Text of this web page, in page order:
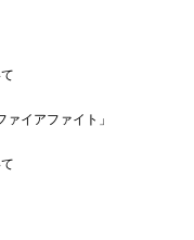
イアファイト」